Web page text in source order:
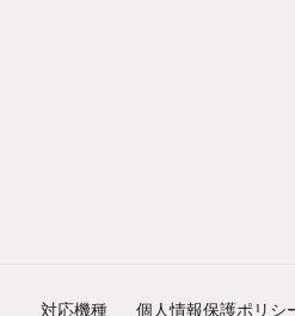
対応機種 個人情報保護ポリシ